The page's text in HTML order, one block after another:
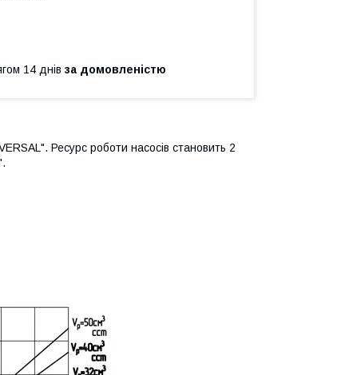
14 днів за домовленістю
Ресурс роботи насосів становить 2